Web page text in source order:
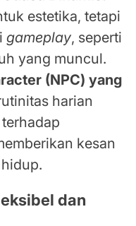
estetika, tetapi
gameplay, seperti
yang muncul.
(NPC) yang
harian
kesan
dan